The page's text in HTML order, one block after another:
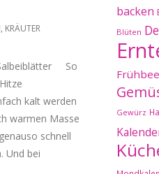
, KRÄUTER
Salbeiblätter So
kalt werden
warmen Masse
schnell
Und bei
backen
Blüten
Gewürz